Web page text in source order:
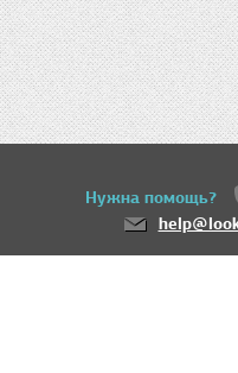
Нужна помощь?